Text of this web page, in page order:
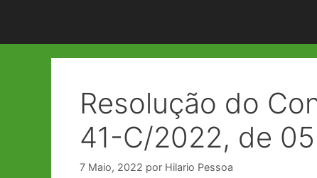
Resolução do
41-C/2022, de
7 Maio, 2022 por Hilario Pessoa